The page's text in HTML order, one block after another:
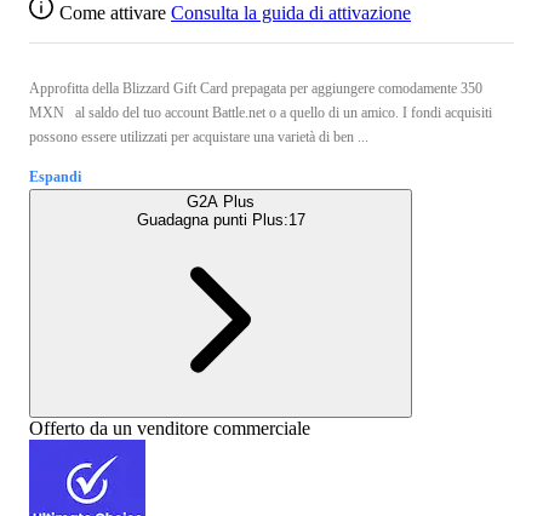
Come attivare Consulta la guida di attivazione
Approfitta della Blizzard Gift Card prepagata per aggiungere comodamente 350
MXN al saldo del tuo account Battle.net o a quello di un amico. I fondi acquisiti
possono essere utilizzati per acquistare una varietà di ben ...
Espandi
G2A Plus
Guadagna punti Plus:17
Offerto da un venditore commerciale